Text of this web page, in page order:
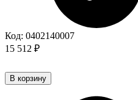
Код: 0402140007
15 512 ₽
В корзину